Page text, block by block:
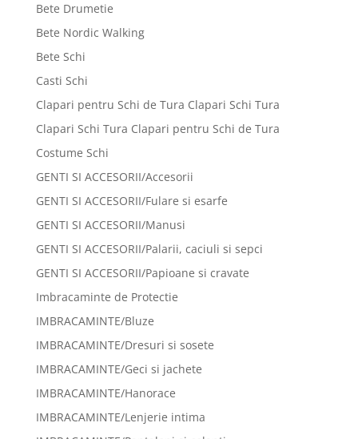
Bete Drumetie
Bete Nordic Walking
Bete Schi
Casti Schi
Clapari pentru Schi de Tura Clapari Schi Tura
Clapari Schi Tura Clapari pentru Schi de Tura
Costume Schi
GENTI SI ACCESORII/Accesorii
GENTI SI ACCESORII/Fulare si esarfe
GENTI SI ACCESORII/Manusi
GENTI SI ACCESORII/Palarii, caciuli si sepci
GENTI SI ACCESORII/Papioane si cravate
Imbracaminte de Protectie
IMBRACAMINTE/Bluze
IMBRACAMINTE/Dresuri si sosete
IMBRACAMINTE/Geci si jachete
IMBRACAMINTE/Hanorace
IMBRACAMINTE/Lenjerie intima